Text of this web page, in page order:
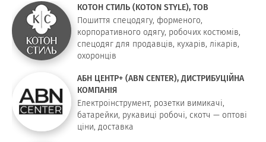
КОТОН СТИЛЬ (KOTON STYLE), ТОВ
Пошиття спецодягу, форменого,
корпоративного одягу, робочих костюмів,
спецодяг для продавців, кухарів, лікарів,
охоронців
АБН ЦЕНТР+ (ABN CENTER), ДИСТРИБУЦІЙНА
КОМПАНІЯ
Електроінструмент, розетки вимикачі,
батарейки, рукавиці робочі, скотч — оптові
ціни, доставка